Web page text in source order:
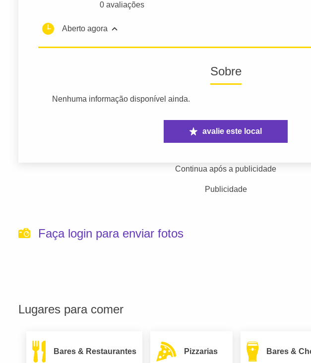
0 avaliações
Aberto agora
Sobre
Nenhuma informação disponível ainda.
avalie este local
Continua após a publicidade
Publicidade
Faça login para enviar fotos
Lugares para comer
Bares & Restaurantes Pizzarias Bares &